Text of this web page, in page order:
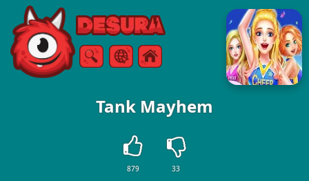
Free Online Games
Vyhledávání
Menu
Tank Mayhem
879 33